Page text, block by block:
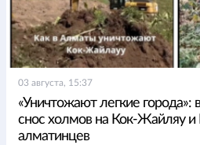
03 августа, 15:37
«Уничтожают легкие города»:
снос холмов на Кок-Жайляу и
алматинцев